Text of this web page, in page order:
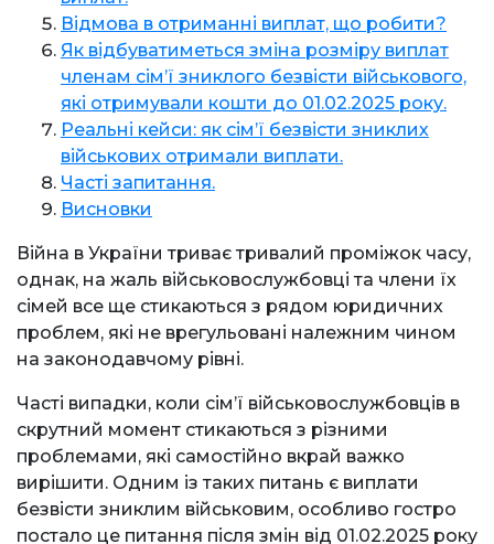
Відмова в отриманні виплат, що робити?
Як відбуватиметься зміна розміру виплат
членам сім’ї зниклого безвісти військового,
які отримували кошти до 01.02.2025 року.
Реальні кейси: як сім’ї безвісти зниклих
військових отримали виплати.
Часті запитання.
Висновки
Війна в України триває тривалий проміжок часу,
однак, на жаль військовослужбовці та члени їх
сімей все ще стикаються з рядом юридичних
проблем, які не врегульовані належним чином
на законодавчому рівні.
Часті випадки, коли сім’ї військовослужбовців в
скрутний момент стикаються з різними
проблемами, які самостійно вкрай важко
вирішити. Одним із таких питань є виплати
безвісти зниклим військовим, особливо гостро
постало це питання після змін від 01.02.2025 року